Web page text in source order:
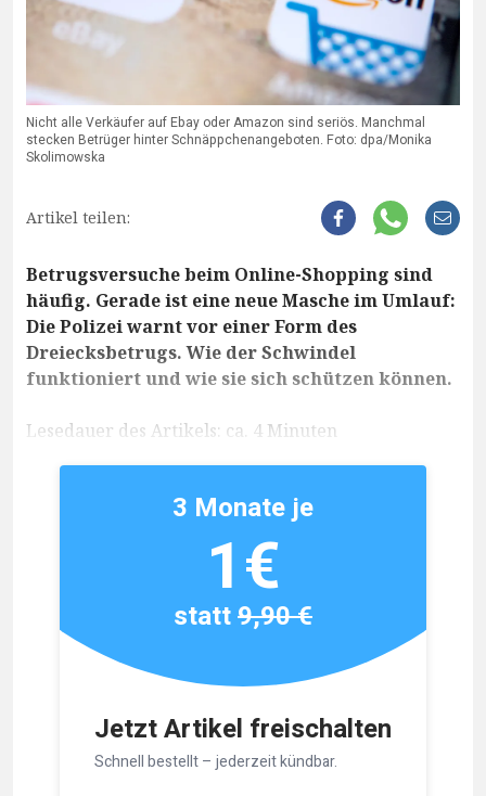
Nicht alle Verkäufer auf Ebay oder Amazon sind seriös. Manchmal
stecken Betrüger hinter Schnäppchenangeboten. Foto: dpa/Monika
Skolimowska
Artikel teilen:
Betrugsversuche beim Online-Shopping sind
häufig. Gerade ist eine neue Masche im Umlauf:
Die Polizei warnt vor einer Form des
Dreiecksbetrugs. Wie der Schwindel
funktioniert und wie sie sich schützen können.
Lesedauer des Artikels: ca. 4 Minuten
Jetzt Artikel freischalten
Schnell bestellt – jederzeit kündbar.
3 Monate je
1€
statt9,90 €